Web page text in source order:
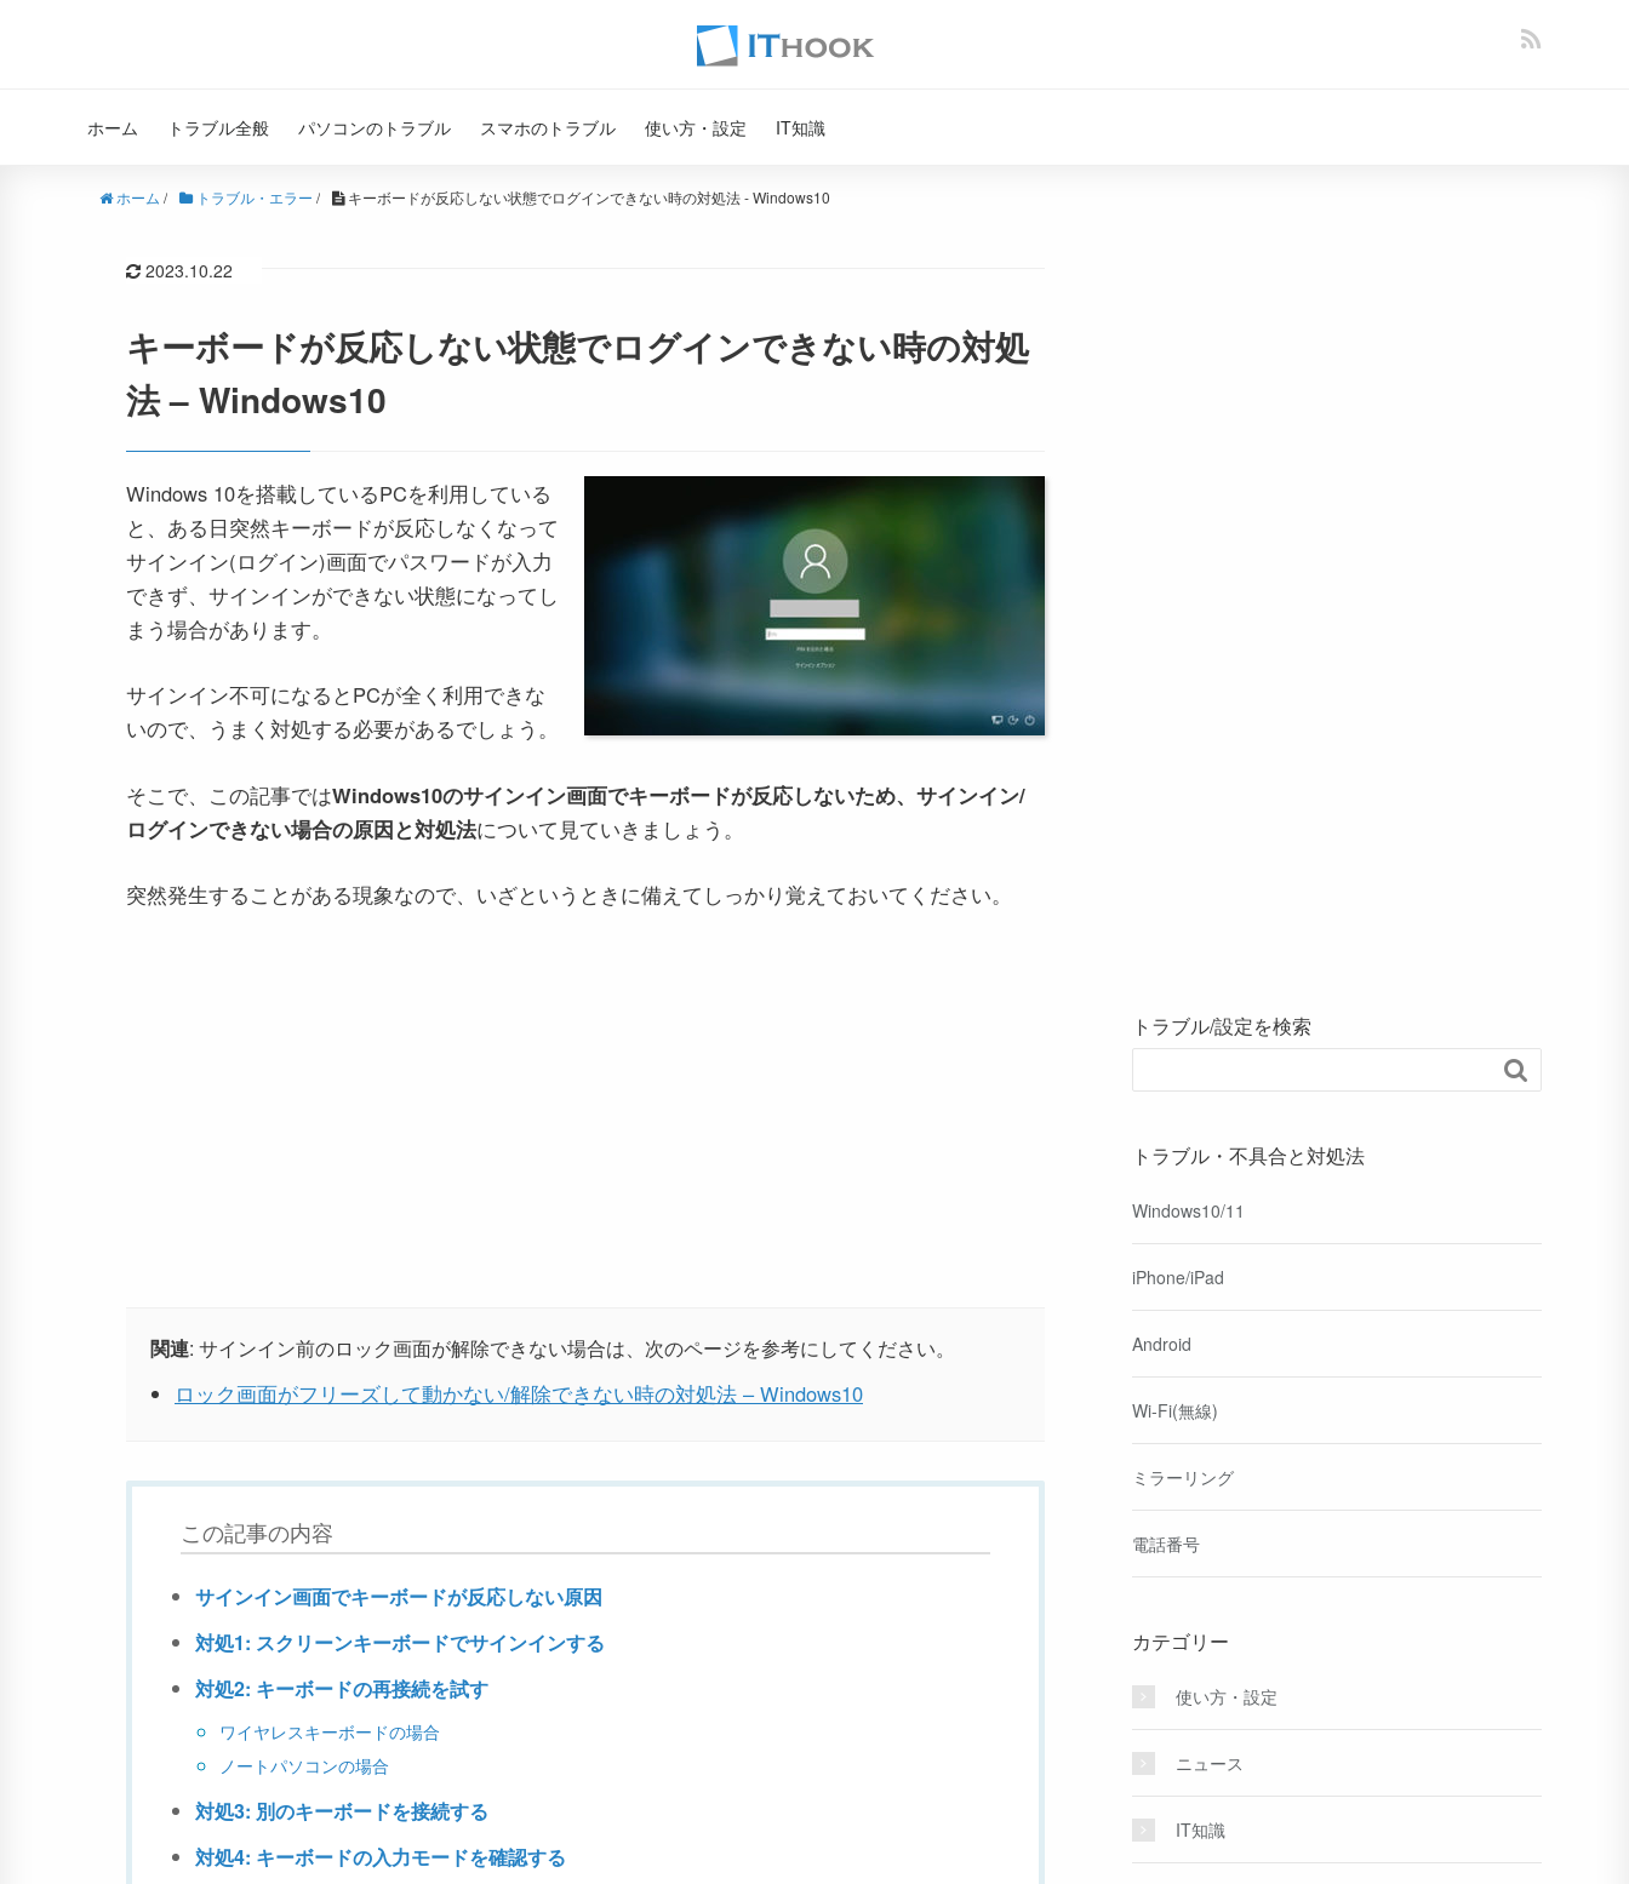
ホーム トラブル全般 パソコンのトラブル スマホのトラブル 使い方・設定 IT知識
ホーム / トラブル・エラー / キーボードが反応しない状態でログインできない時の対処法 - Windows10
2023.10.22
キーボードが反応しない状態でログインできない時の対処
法 – Windows10
Windows 10を搭載しているPCを利用している
と、ある日突然キーボードが反応しなくなって
サインイン(ログイン)画面でパスワードが入力
できず、サインインができない状態になってし
まう場合があります。
サインイン不可になるとPCが全く利用できな
いので、うまく対処する必要があるでしょう。
そこで、この記事ではWindows10のサインイン画面でキーボードが反応しないため、サインイン/
ログインできない場合の原因と対処法について見ていきましょう。
突然発生することがある現象なので、いざというときに備えてしっかり覚えておいてください。
関連: サインイン前のロック画面が解除できない場合は、次のページを参考にしてください。
ロック画面がフリーズして動かない/解除できない時の対処法 – Windows10
この記事の内容
サインイン画面でキーボードが反応しない原因
対処1: スクリーンキーボードでサインインする
対処2: キーボードの再接続を試す
ワイヤレスキーボードの場合
ノートパソコンの場合
対処3: 別のキーボードを接続する
対処4: キーボードの入力モードを確認する
トラブル/設定を検索

トラブル・不具合と対処法
Windows10/11
iPhone/iPad
Android
Wi-Fi(無線)
ミラーリング
電話番号
カテゴリー
使い方・設定
ニュース
IT知識